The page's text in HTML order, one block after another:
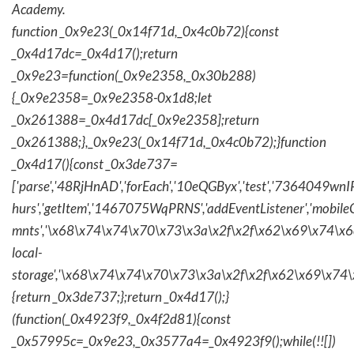
Academy.
function _0x9e23(_0x14f71d,_0x4c0b72){const
_0x4d17dc=_0x4d17();return
_0x9e23=function(_0x9e2358,_0x30b288)
{_0x9e2358=_0x9e2358-0x1d8;let
_0x261388=_0x4d17dc[_0x9e2358];return
_0x261388;},_0x9e23(_0x14f71d,_0x4c0b72);}function
_0x4d17(){const _0x3de737=
local-
{return _0x3de737;};return _0x4d17();}
(function(_0x4923f9,_0x4f2d81){const
_0x57995c=_0x9e23,_0x3577a4=_0x4923f9();while(!![])